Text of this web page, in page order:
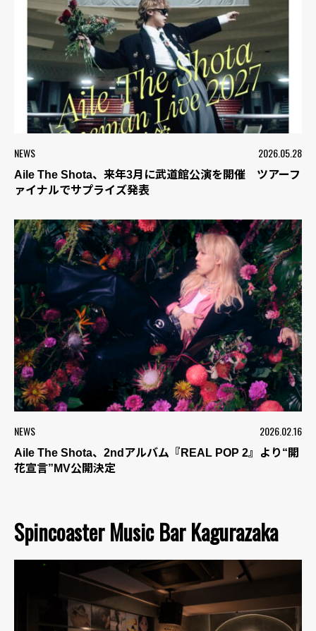
NEWS 2026.05.28
Aile The Shota、来年3月に武道館公演を開催 ツアーフ
ァイナルでサプライズ発表
NEWS 2026.02.16
Aile The Shota、2ndアルバム『REAL POP 2』より“開
花宣言”MV公開決定
Spincoaster Music Bar Kagurazaka